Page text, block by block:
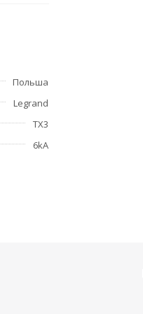
Польша
Legrand
TX3
6kA